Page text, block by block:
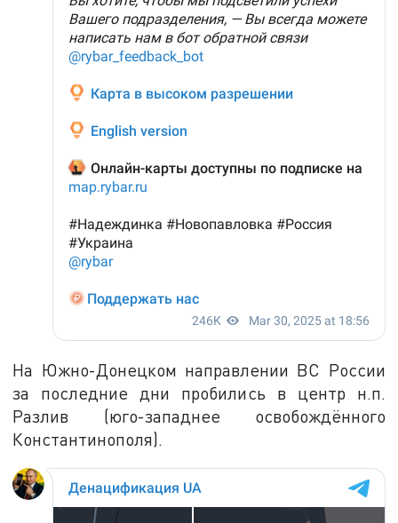
На Южно-Донецком направлении ВС России
за последние дни пробились в центр н.п.
Разлив (юго-западнее освобождённого
Константинополя).